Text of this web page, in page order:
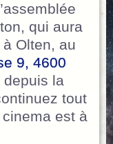
qui aura
Olten, au
9, 4600
depuis la
tout
est à